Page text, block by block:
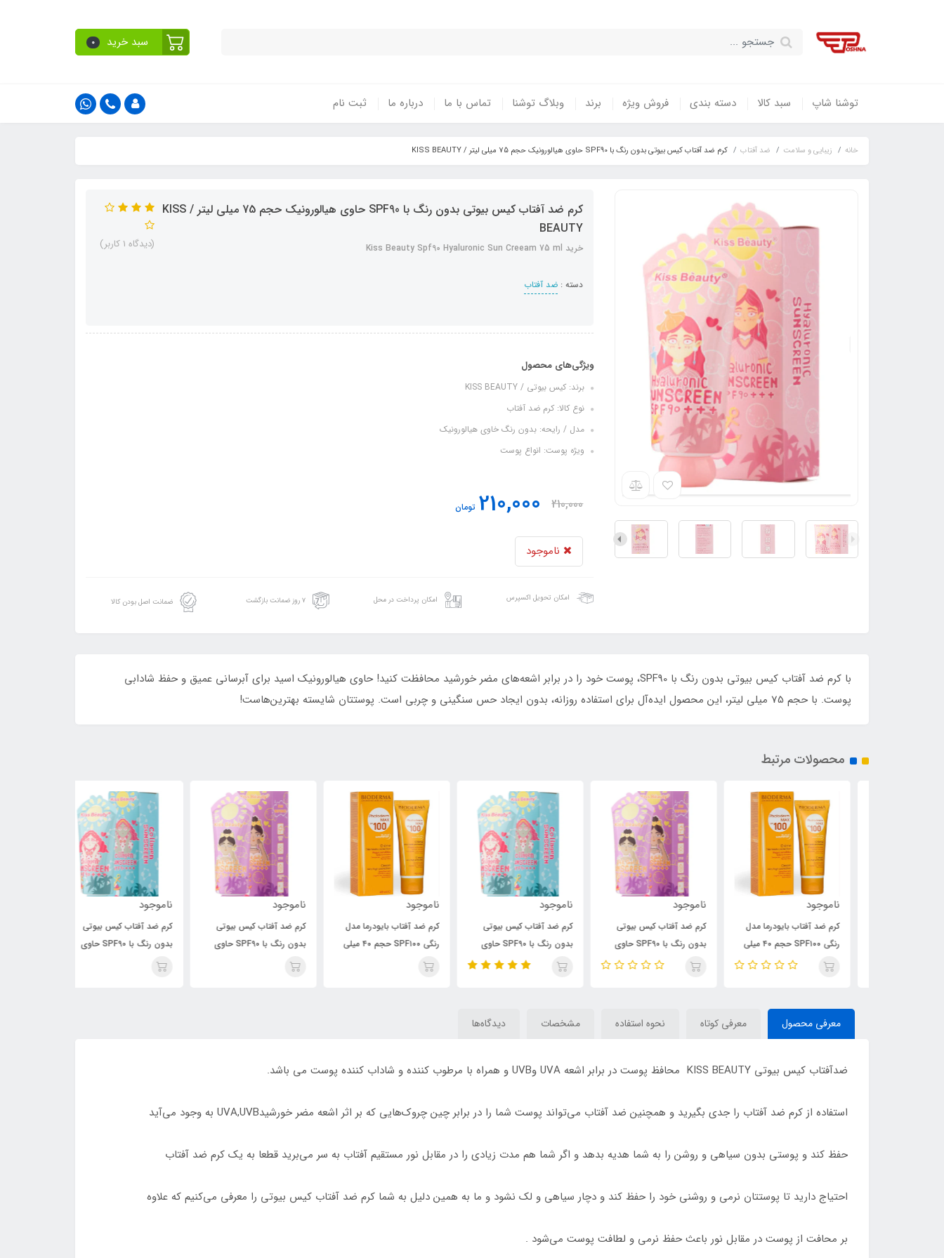
سبد خرید 0
توشنا شاپ سبد کالا دسته بندی فروش ویژه برند وبلاگ توشنا تماس با ما درباره ما ثبت نام
خانه زیبایی و سلامت ضد آفتاب کرم ضد آفتاب کیس بیوتی بدون رنگ با SPF90 حاوی هیالورونیک حجم 75 میلی لیتر / KISS BEAUTY
کرم ضد آفتاب کیس بیوتی بدون رنگ با SPF90 حاوی هیالورونیک حجم 75 میلی لیتر / KISS
BEAUTY
خرید Kiss Beauty Spf90 Hyaluronic Sun Creeam 75 ml
دسته : ضد آفتاب
(دیدگاه 1 کاربر)
ویژگی‌های محصول
برند: کیس بیوتی / KISS BEAUTY
نوع کالا: کرم ضد آفتاب
مدل / رایحه: بدون رنگ خاوی هیالورونیک
ویژه پوست: انواع پوست
210,000
210,000 تومان
ناموجود
امکان تحویل اکسپرس امکان پرداخت در محل ۷ روز ضمانت بازگشت ضمانت اصل بودن کالا
با کرم ضد آفتاب کیس بیوتی بدون رنگ با SPF90، پوست خود را در برابر اشعه‌های مضر خورشید محافظت کنید! حاوی هیالورونیک اسید برای آبرسانی عمیق و حفظ شادابی
پوست. با حجم 75 میلی لیتر، این محصول ایده‌آل برای استفاده روزانه، بدون ایجاد حس سنگینی و چربی است. پوستتان شایسته بهترین‌هاست!
محصولات مرتبط
ناموجود
کرم ضد آفتاب بایودرما مدل
رنگی SPF۱۰۰ حجم ۴۰ میلی
ناموجود
کرم ضد آفتاب کیس بیوتی
بدون رنگ با SPF90 حاوی
24kgold حجم 75 میلی لیتر /
ناموجود
کرم ضد آفتاب کیس بیوتی
بدون رنگ با SPF90 حاوی
کلا‌ژن حجم 75 میلی لیتر /
ناموجود
کرم ضد آفتاب بایودرما مدل
رنگی SPF۱۰۰ حجم ۴۰ میلی
ناموجود
کرم ضد آفتاب کیس بیوتی
بدون رنگ با SPF90 حاوی
ناموجود
کرم ضد آفتاب کیس بیوتی
بدون رنگ با SPF90 حاوی
معرفی محصول معرفی کوتاه نحوه استفاده مشخصات دیدگاه‌ها
ضدآفتاب کیس بیوتی KISS BEAUTY محافظ پوست در برابر اشعه UVA وUVB و همراه با مرطوب کننده و شاداب کننده پوست می باشد.
استفاده از کرم ضد آفتاب را جدی بگیرید و همچنین ضد آفتاب می‌تواند پوست شما را در برابر چین چروک‌هایی که بر اثر اشعه مضر خورشیدUVA,UVB به وجود می‌آید
حفظ کند و پوستی بدون سیاهی و روشن را به شما هدیه بدهد و اگر شما هم مدت زیادی را در مقابل نور مستقیم آفتاب به سر می‌برید قطعا به یک کرم ضد آفتاب
احتیاج دارید تا پوستتان نرمی و روشنی خود را حفظ کند و دچار سیاهی و لک نشود و ما به همین دلیل به شما کرم ضد آفتاب کیس بیوتی را معرفی می‌کنیم که علاوه
بر محافت از پوست در مقابل نور باعث حفظ نرمی و لطافت پوست می‌شود .